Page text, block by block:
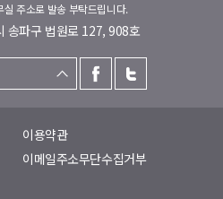
실 주소로 발송 부탁드립니다.
송파구 법원로 127, 908호
이용약관
이메일주소무단수집거부